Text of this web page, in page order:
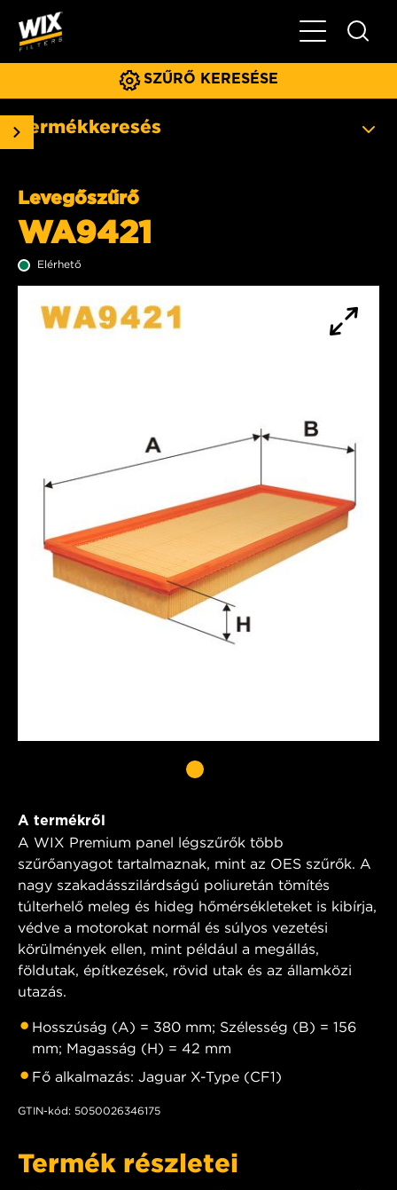
Főmenü
SZŰRŐ KERESÉSE
Termékkeresés
Levegőszűrő
WA9421
Elérhető
A termékről
A WIX Premium panel légszűrők több
szűrőanyagot tartalmaznak, mint az OES szűrők. A
nagy szakadásszilárdságú poliuretán tömítés
túlterhelő meleg és hideg hőmérsékleteket is kibírja,
védve a motorokat normál és súlyos vezetési
körülmények ellen, mint például a megállás,
földutak, építkezések, rövid utak és az államközi
utazás.
Hosszúság (A) = 380 mm; Szélesség (B) = 156
mm; Magasság (H) = 42 mm
Fő alkalmazás: Jaguar X-Type (CF1)
GTIN-kód: 5050026346175
Termék részletei